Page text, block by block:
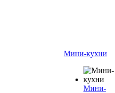
Мини-кухни
Мини-